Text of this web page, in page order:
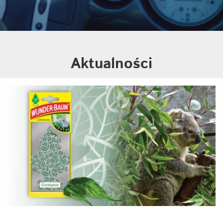
Aktualności